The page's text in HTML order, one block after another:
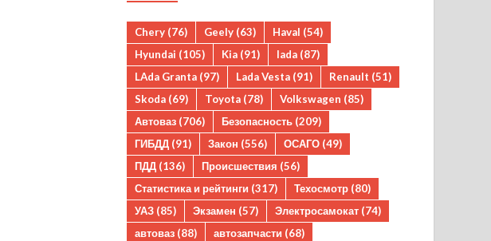
Chery (76) Geely (63) Haval (54)
Hyundai (105) Kia (91) lada (87)
LAda Granta (97) Lada Vesta (91) Renault (51)
Skoda (69) Toyota (78) Volkswagen (85)
Автоваз (706) Безопасность (209)
ГИБДД (91) Закон (556) ОСАГО (49)
ПДД (136) Происшествия (56)
Статистика и рейтинги (317) Техосмотр (80)
УАЗ (85) Экзамен (57) Электросамокат (74)
автоваз (88) автозапчасти (68)